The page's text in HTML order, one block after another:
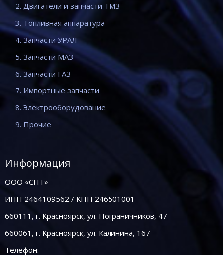
2. Двигатели и запчасти ТМЗ
3. Топливная аппаратура
4. Запчасти УРАЛ
5. Запчасти МАЗ
6. Запчасти ГАЗ
7. Импортные запчасти
8. Электрооборудование
9. Прочие
Информация
ООО «СНТ»
ИНН 2464109562 / КПП 246501001
660111, г. Красноярск, ул. Пограничников, 47
660061, г. Красноярск, ул. Калинина, 167
Телефон: